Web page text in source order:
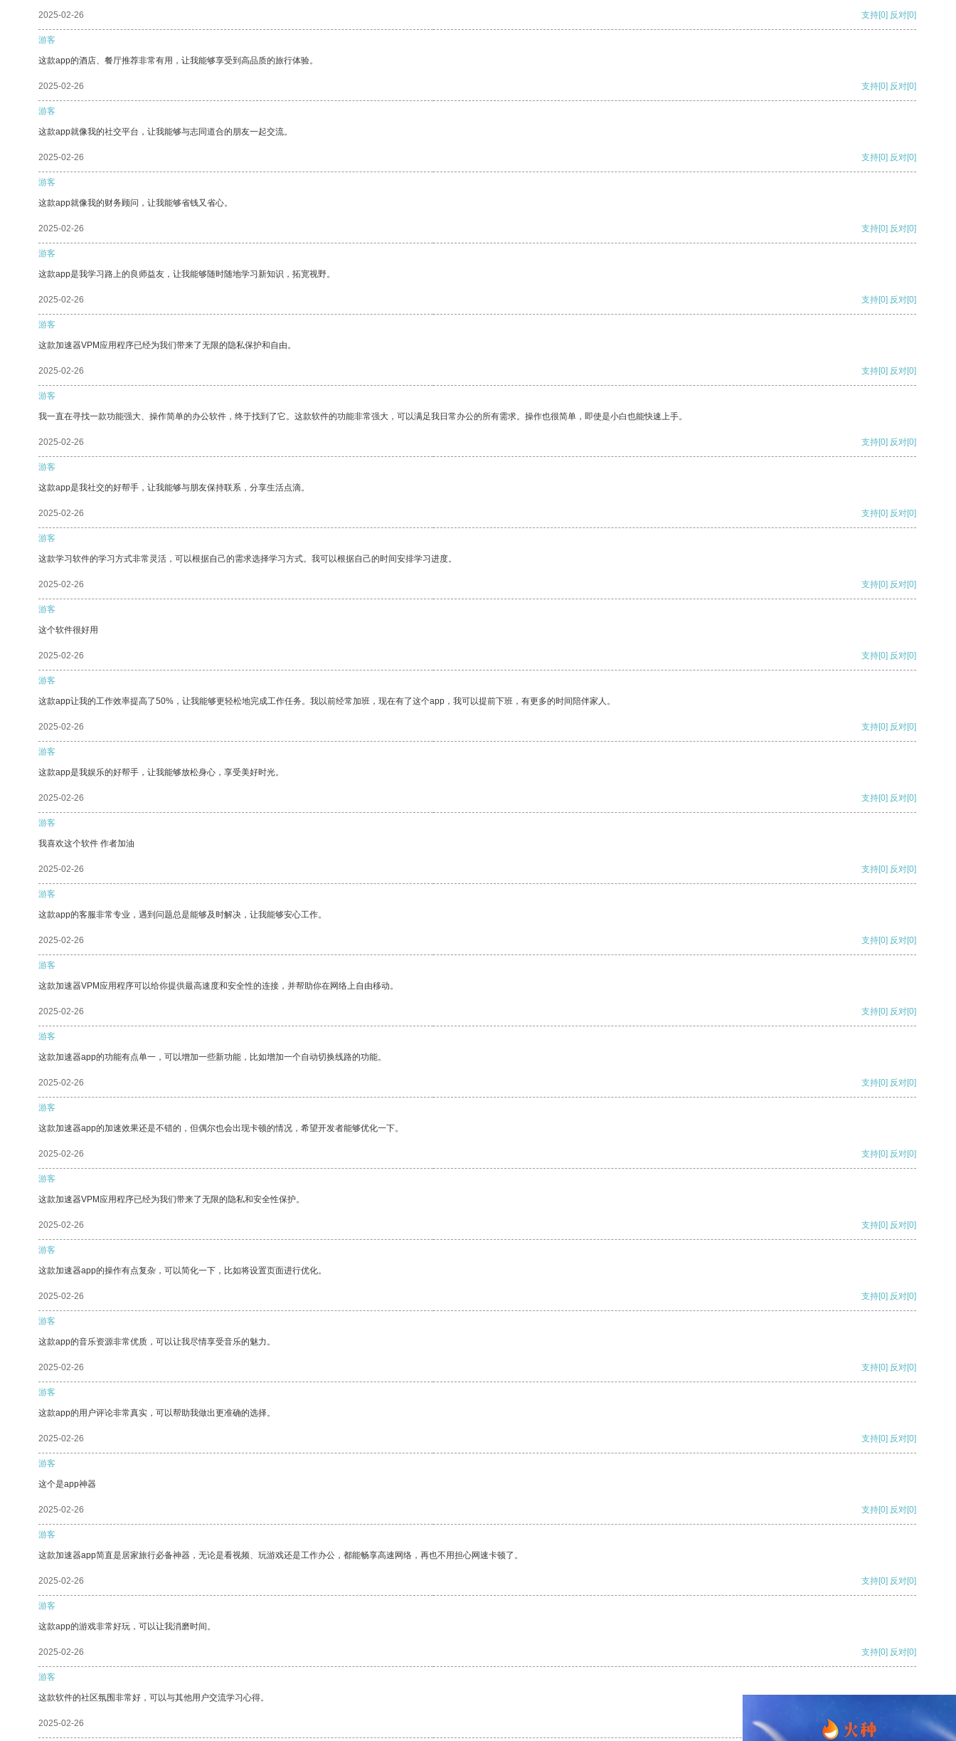
2025-02-26 支持[0] 反对[0]
游客
这款app的酒店、餐厅推荐非常有用，让我能够享受到高品质的旅行体验。
2025-02-26 支持[0] 反对[0]
游客
这款app就像我的社交平台，让我能够与志同道合的朋友一起交流。
2025-02-26 支持[0] 反对[0]
游客
这款app就像我的财务顾问，让我能够省钱又省心。
2025-02-26 支持[0] 反对[0]
游客
这款app是我学习路上的良师益友，让我能够随时随地学习新知识，拓宽视野。
2025-02-26 支持[0] 反对[0]
游客
这款加速器VPM应用程序已经为我们带来了无限的隐私保护和自由。
2025-02-26 支持[0] 反对[0]
游客
我一直在寻找一款功能强大、操作简单的办公软件，终于找到了它。这款软件的功能非常强大，可以满足我日常办公的所有需求。操作也很简单，即使是小白也能快速上手。
2025-02-26 支持[0] 反对[0]
游客
这款app是我社交的好帮手，让我能够与朋友保持联系，分享生活点滴。
2025-02-26 支持[0] 反对[0]
游客
这款学习软件的学习方式非常灵活，可以根据自己的需求选择学习方式。我可以根据自己的时间安排学习进度。
2025-02-26 支持[0] 反对[0]
游客
这个软件很好用
2025-02-26 支持[0] 反对[0]
游客
这款app让我的工作效率提高了50%，让我能够更轻松地完成工作任务。我以前经常加班，现在有了这个app，我可以提前下班，有更多的时间陪伴家人。
2025-02-26 支持[0] 反对[0]
游客
这款app是我娱乐的好帮手，让我能够放松身心，享受美好时光。
2025-02-26 支持[0] 反对[0]
游客
我喜欢这个软件 作者加油
2025-02-26 支持[0] 反对[0]
游客
这款app的客服非常专业，遇到问题总是能够及时解决，让我能够安心工作。
2025-02-26 支持[0] 反对[0]
游客
这款加速器VPM应用程序可以给你提供最高速度和安全性的连接，并帮助你在网络上自由移动。
2025-02-26 支持[0] 反对[0]
游客
这款加速器app的功能有点单一，可以增加一些新功能，比如增加一个自动切换线路的功能。
2025-02-26 支持[0] 反对[0]
游客
这款加速器app的加速效果还是不错的，但偶尔也会出现卡顿的情况，希望开发者能够优化一下。
2025-02-26 支持[0] 反对[0]
游客
这款加速器VPM应用程序已经为我们带来了无限的隐私和安全性保护。
2025-02-26 支持[0] 反对[0]
游客
这款加速器app的操作有点复杂，可以简化一下，比如将设置页面进行优化。
2025-02-26 支持[0] 反对[0]
游客
这款app的音乐资源非常优质，可以让我尽情享受音乐的魅力。
2025-02-26 支持[0] 反对[0]
游客
这款app的用户评论非常真实，可以帮助我做出更准确的选择。
2025-02-26 支持[0] 反对[0]
游客
这个是app神器
2025-02-26 支持[0] 反对[0]
游客
这款加速器app简直是居家旅行必备神器，无论是看视频、玩游戏还是工作办公，都能畅享高速网络，再也不用担心网速卡顿了。
2025-02-26 支持[0] 反对[0]
游客
这款app的游戏非常好玩，可以让我消磨时间。
2025-02-26 支持[0] 反对[0]
游客
这款软件的社区氛围非常好，可以与其他用户交流学习心得。
2025-02-26 支持